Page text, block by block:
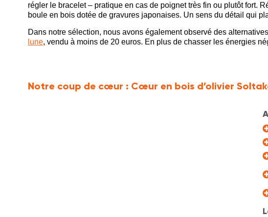
régler le bracelet – pratique en cas de poignet très fin ou plutôt fort.
boule en bois dotée de gravures japonaises. Un sens du détail qui
Dans notre sélection, nous avons également observé des
lune, vendu à moins de 20 euros. En plus de chasser les énergies
Notre coup de cœur : Cœur en bois d’olivier